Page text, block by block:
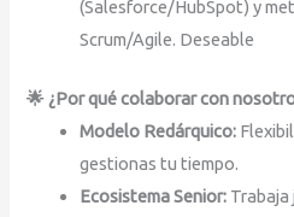
(Salesforce/HubSpot) y
Scrum/Agile. Deseable
🌟 ¿Por qué colaborar con
Modelo Redárquico:
gestionas tu tiempo.
Ecosistema Senior: Trabaja